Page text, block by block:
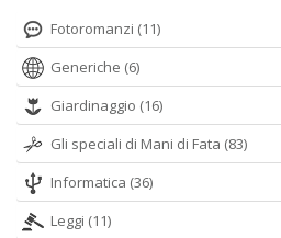
Fotoromanzi (11)
Generiche (6)
Giardinaggio (16)
Gli speciali di Mani di Fata (83)
Informatica (36)
Leggi (11)